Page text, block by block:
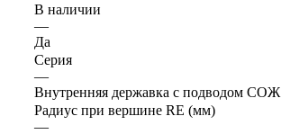
В наличии
—
Да
Серия
—
Внутренняя державка с подводом СОЖ
Радиус при вершине RE (мм)
—